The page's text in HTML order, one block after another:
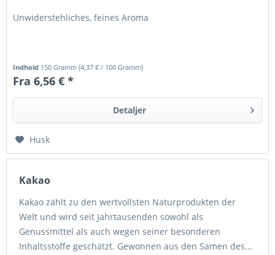
Unwiderstehliches, feines Aroma
Indhold 150 Gramm(4,37 € / 100 Gramm)
Fra 6,56 € *
Detaljer
Husk
Kakao
Kakao zählt zu den wertvollsten Naturprodukten der
Welt und wird seit Jahrtausenden sowohl als
Genussmittel als auch wegen seiner besonderen
Inhaltsstoffe geschätzt. Gewonnen aus den Samen des...